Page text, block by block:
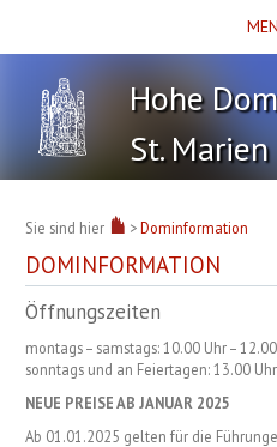
Hohe
St.
Sie sind hier >Dominformation
DOMINFORMATION
Öffnungszeiten
montags – samstags: 10.00 Uhr –
sonntags und an Feiertagen: 13.00 Uhr
NEUE PREISEABJANUAR 2025
Ab 01.01.2025 gelten für die